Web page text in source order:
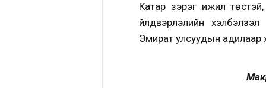
Катар зэрэг ижил
үйлдвэрлэлийн
Эмират улсуудын адилаар